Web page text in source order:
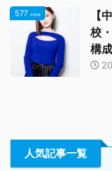
577 view
【
校
構
人気記事一覧